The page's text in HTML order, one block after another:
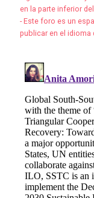
en la parte inferior
- Este foro es un
publicar en el idioma